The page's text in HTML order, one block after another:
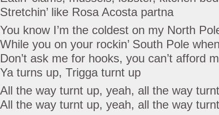
Stretchin’ like Rosa Acosta partna
You know I’m the coldest on my North
While you on your rockin’ South Pole
Don’t ask me for hooks, you can’t afford
Ya turns up, Trigga turnt up
All the way turnt up, yeah, all the way
All the way turnt up, yeah, all the way